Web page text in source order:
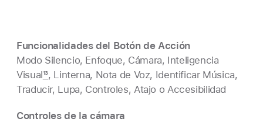
Funcionalidades del Botón de Acción
Modo Silencio, Enfoque, Cámara, Inteligencia
Visual13, Linterna, Nota de Voz, Identificar Música,
Traducir, Lupa, Controles, Atajo o Accesibilidad
Controles de la cámara